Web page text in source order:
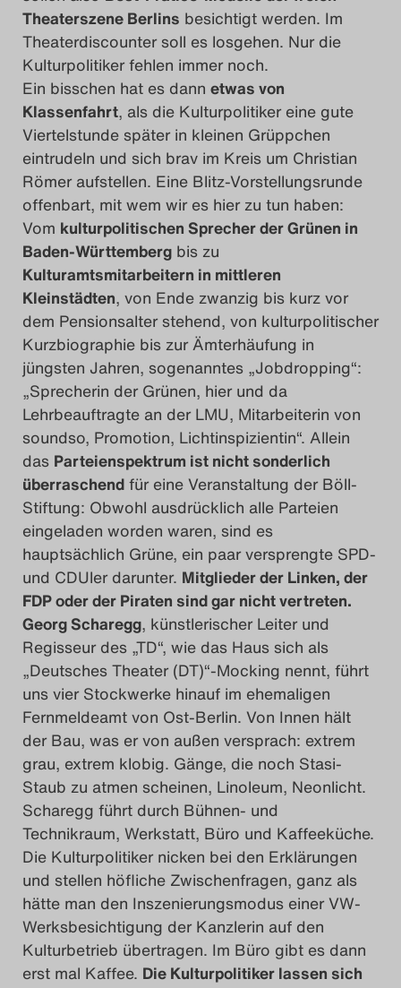
Theaterszene Berlins besichtigt werden. Im
Theaterdiscounter soll es losgehen. Nur die
Kulturpolitiker fehlen immer noch.
Ein bisschen hat es dann etwas von
Klassenfahrt, als die Kulturpolitiker eine gute
Viertelstunde später in kleinen Grüppchen
eintrudeln und sich brav im Kreis um Christian
Römer aufstellen. Eine Blitz-Vorstellungsrunde
offenbart, mit wem wir es hier zu tun haben:
Vom kulturpolitischen Sprecher der Grünen in
Baden-Württemberg bis zu
Kulturamtsmitarbeitern in mittleren
Kleinstädten, von Ende zwanzig bis kurz vor
dem Pensionsalter stehend, von kulturpolitischer
Kurzbiographie bis zur Ämterhäufung in
jüngsten Jahren, sogenanntes „Jobdropping“:
„Sprecherin der Grünen, hier und da
Lehrbeauftragte an der LMU, Mitarbeiterin von
soundso, Promotion, Lichtinspizientin“. Allein
das Parteienspektrum ist nicht sonderlich
überraschendfür eine Veranstaltung der Böll-
Stiftung: Obwohl ausdrücklich alle Parteien
eingeladen worden waren, sind es
hauptsächlich Grüne, ein paar versprengte SPD-
und CDUler darunter. Mitglieder der Linken, der
FDP oder der Piraten sind gar nicht vertreten.
Georg Scharegg, künstlerischer Leiter und
Regisseur des „TD“, wie das Haus sich als
„Deutsches Theater (DT)“-Mocking nennt, führt
uns vier Stockwerke hinauf im ehemaligen
Fernmeldeamt von Ost-Berlin. Von Innen hält
der Bau, was er von außen versprach: extrem
grau, extrem klobig. Gänge, die noch Stasi-
Staub zu atmen scheinen, Linoleum, Neonlicht.
Scharegg führt durch Bühnen- und
Technikraum, Werkstatt, Büro und Kaffeeküche.
Die Kulturpolitiker nicken bei den Erklärungen
und stellen höfliche Zwischenfragen, ganz als
hätte man den Inszenierungsmodus einer VW-
Werksbesichtigung der Kanzlerin auf den
Kulturbetrieb übertragen. Im Büro gibt es dann
erst mal Kaffee. Die Kulturpolitiker lassen sich